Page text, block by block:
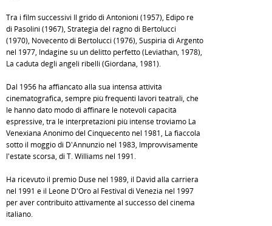
Tra i film successivi Il grido di Antonioni (1957), Edipo re
di Pasolini (1967), Strategia del ragno di Bertolucci
(1970), Novecento di Bertolucci (1976), Suspiria di Argento
nel 1977, Indagine su un delitto perfetto (Leviathan, 1978),
La caduta degli angeli ribelli (Giordana, 1981).
Dal 1956 ha affiancato alla sua intensa attività
cinematografica, sempre più frequenti lavori teatrali, che
le hanno dato modo di affinare le notevoli capacità
espressive, tra le interpretazioni più intense troviamo La
Venexiana Anonimo del Cinquecento nel 1981, La fiaccola
sotto il moggio di D'Annunzio nel 1983, Improvvisamente
l'estate scorsa, di T. Williams nel 1991.
Ha ricevuto il premio Duse nel 1989, il David alla carriera
nel 1991 e il Leone D'Oro al Festival di Venezia nel 1997
per aver contribuito attivamente al successo del cinema
italiano.